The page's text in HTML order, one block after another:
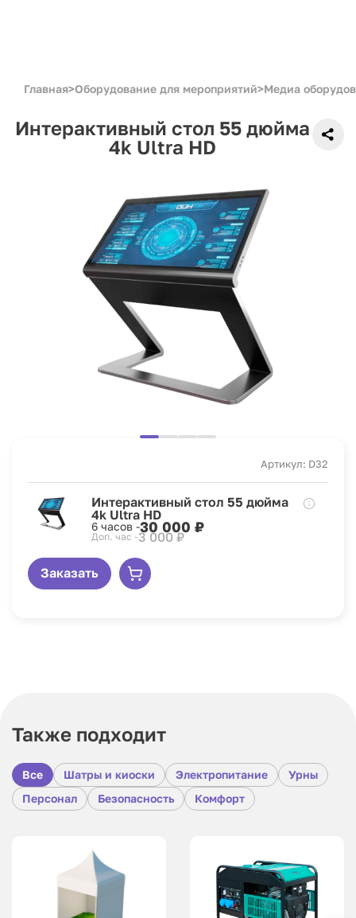
Главная>Оборудование для мероприятий>Медиа
Интерактивный стол 55 дюйма
4k Ultra HD
Артикул: D32
Интерактивный стол 55 дюйма
4k Ultra HD
6 часов -30 000 ₽
Доп. час -3 000 ₽
Заказать
Также подходит
Все Шатры и киоски Электропитание
Урны
Персонал
Безопасность Комфорт